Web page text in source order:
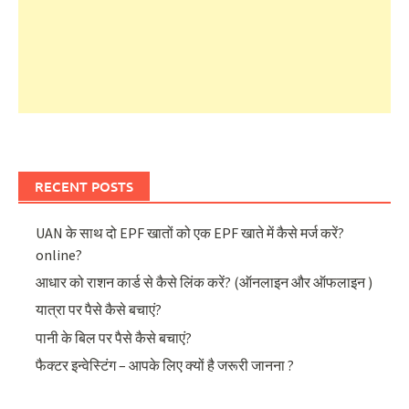
RECENT POSTS
UAN के साथ दो EPF खातों को एक EPF खाते में कैसे मर्ज करें?
online?
आधार को राशन कार्ड से कैसे लिंक करें? (ऑनलाइन और ऑफलाइन )
यात्रा पर पैसे कैसे बचाएं?
पानी के बिल पर पैसे कैसे बचाएं?
फैक्टर इन्वेस्टिंग – आपके लिए क्यों है जरूरी जानना ?